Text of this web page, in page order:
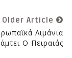
Older Article
Λιμάνια
Ο Πειραιάς